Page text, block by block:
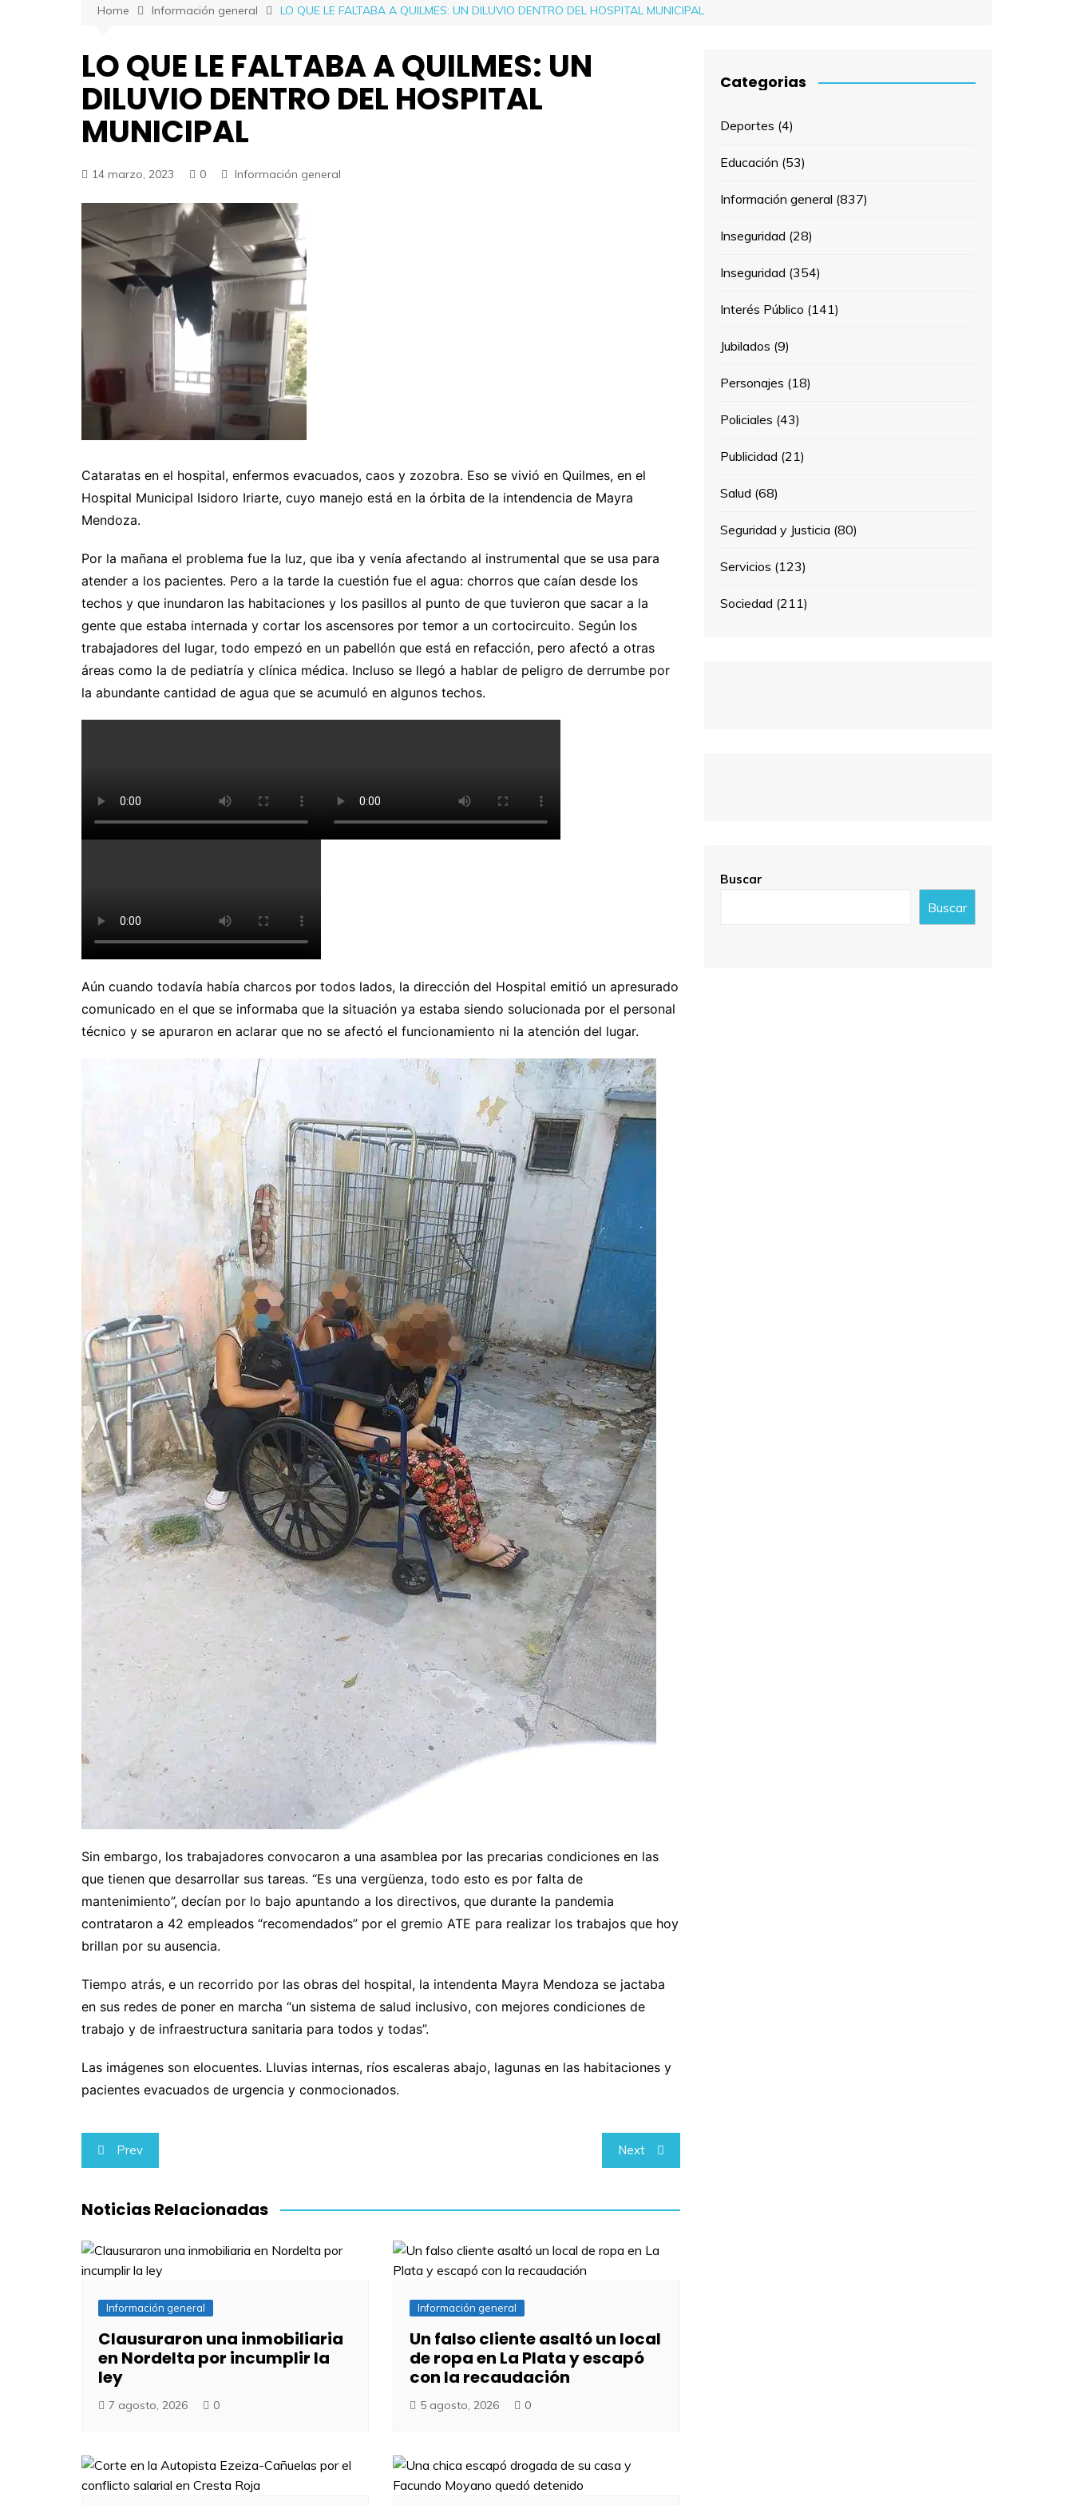
Home Información general LO QUE LE FALTABA A QUILMES: UN DILUVIO DENTRO DEL HOSPITAL MUNICIPAL
LO QUE LE FALTABA A QUILMES: UN
DILUVIO DENTRO DEL HOSPITAL
MUNICIPAL
14 marzo, 2023 0 Información general
Cataratas en el hospital, enfermos evacuados, caos y zozobra. Eso se vivió en Quilmes, en el
Hospital Municipal Isidoro Iriarte, cuyo manejo está en la órbita de la intendencia de Mayra
Mendoza.
Por la mañana el problema fue la luz, que iba y venía afectando al instrumental que se usa para
atender a los pacientes. Pero a la tarde la cuestión fue el agua: chorros que caían desde los
techos y que inundaron las habitaciones y los pasillos al punto de que tuvieron que sacar a la
gente que estaba internada y cortar los ascensores por temor a un cortocircuito. Según los
trabajadores del lugar, todo empezó en un pabellón que está en refacción, pero afectó a otras
áreas como la de pediatría y clínica médica. Incluso se llegó a hablar de peligro de derrumbe por
la abundante cantidad de agua que se acumuló en algunos techos.
Aún cuando todavía había charcos por todos lados, la dirección del Hospital emitió un apresurado
comunicado en el que se informaba que la situación ya estaba siendo solucionada por el personal
técnico y se apuraron en aclarar que no se afectó el funcionamiento ni la atención del lugar.
Sin embargo, los trabajadores convocaron a una asamblea por las precarias condiciones en las
que tienen que desarrollar sus tareas. “Es una vergüenza, todo esto es por falta de
mantenimiento”, decían por lo bajo apuntando a los directivos, que durante la pandemia
contrataron a 42 empleados “recomendados” por el gremio ATE para realizar los trabajos que hoy
brillan por su ausencia.
Tiempo atrás, e un recorrido por las obras del hospital, la intendenta Mayra Mendoza se jactaba
en sus redes de poner en marcha “un sistema de salud inclusivo, con mejores condiciones de
trabajo y de infraestructura sanitaria para todos y todas”.
Las imágenes son elocuentes. Lluvias internas, ríos escaleras abajo, lagunas en las habitaciones y
pacientes evacuados de urgencia y conmocionados.
Navegación
de
entradas
Prev Next
Noticias Relacionadas
Información general
Clausuraron una inmobiliaria
en Nordelta por incumplir la
ley
7 agosto, 2026 0
Información general
Un falso cliente asaltó un local
de ropa en La Plata y escapó
con la recaudación
5 agosto, 2026 0
Categorias
Deportes (4)
Educación (53)
Información general (837)
Inseguridad (28)
Inseguridad (354)
Interés Público (141)
Jubilados (9)
Personajes (18)
Policiales (43)
Publicidad (21)
Salud (68)
Seguridad y Justicia (80)
Servicios (123)
Sociedad (211)
Buscar
Buscar